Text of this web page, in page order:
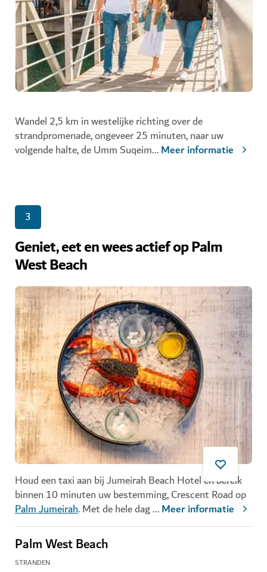
Wandel 2,5 km in westelijke richting over de
strandpromenade, ongeveer 25 minuten, naar uw
volgende halte, de Umm Suqeim...Meer informatie
3
Geniet, eet en wees actief op Palm
West Beach
Houd een taxi aan bij Jumeirah Beach Hotel en bereik
binnen 10 minuten uw bestemming, Crescent Road op
Palm Jumeirah. Met de hele dag...Meer informatie
Palm West Beach
STRANDEN